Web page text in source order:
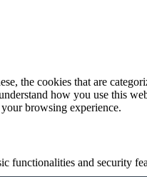
the cookies that are
how you use this
browsing experience.
functionalities and security